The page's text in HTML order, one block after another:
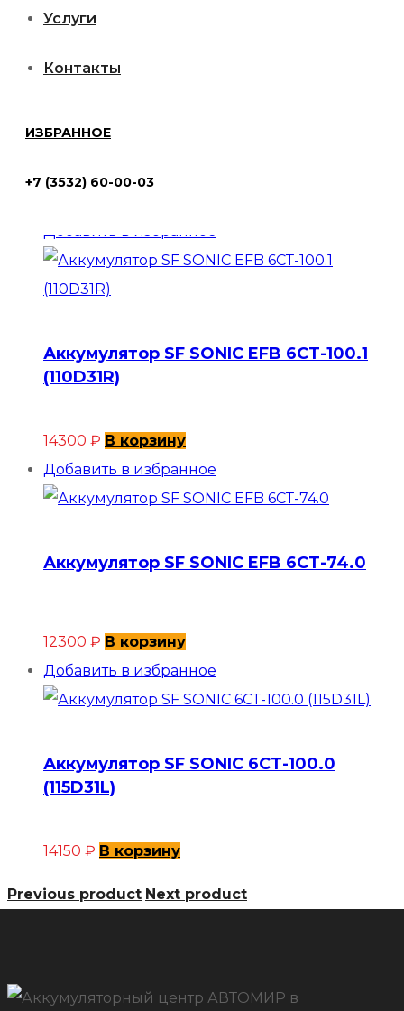
Услуги
Контакты
ИЗБРАННОЕ
+7 (3532) 60-00-03
(60B24L)Добавить в избранное
Аккумулятор SF SONIC EFB 6СТ-60.0
Добавить в избранное
Аккумулятор SF SONIC EFB 6СТ-100.1
(110D31R)
14300 ₽ В корзину
Добавить в избранное
Аккумулятор SF SONIC EFB 6СТ-74.0
12300 ₽ В корзину
Добавить в избранное
Аккумулятор SF SONIC 6СТ-100.0
(115D31L)
14150 ₽ В корзину
Previous product Next product